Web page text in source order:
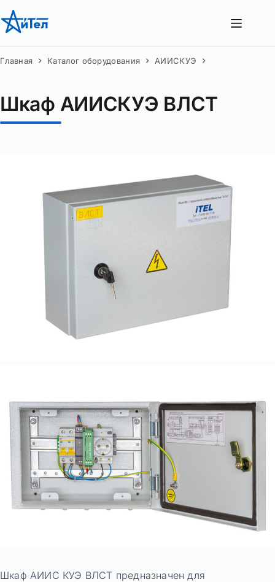
Перейти
к
Главная Каталог оборудования АИИСКУЭ
Шкаф АИИСКУЭ ВЛСТ
Шкаф АИИС КУЭ ВЛСТ предназначен для